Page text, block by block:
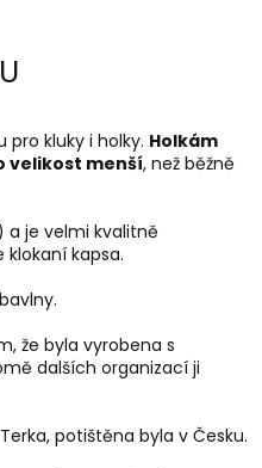
pro kluky i holky. Holkám
velikost menší, než běžně
a je velmi kvalitně
klokaní kapsa.
že byla vyrobena s
dalších organizací ji
potištěna byla v Česku.